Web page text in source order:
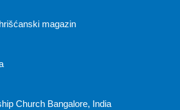
magazin
Church Bangalore, India